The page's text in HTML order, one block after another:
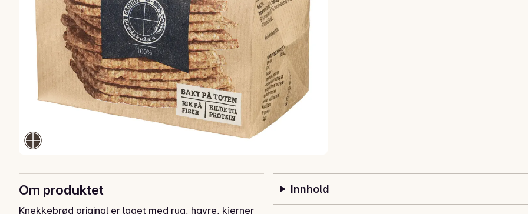
Om produktet
Knekkebrød original er laget med rug, havre, kjerner
Innhold